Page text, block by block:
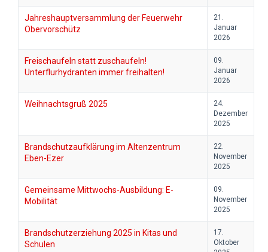
Jahreshauptversammlung der Feuerwehr
Obervorschütz
21.
Januar
2026
Freischaufeln statt zuschaufeln!
Unterflurhydranten immer freihalten!
09.
Januar
2026
Weihnachtsgruß 2025
24.
Dezember
2025
Brandschutzaufklärung im Altenzentrum
Eben-Ezer
22.
November
2025
Gemeinsame Mittwochs-Ausbildung: E-
Mobilität
09.
November
2025
Brandschutzerziehung 2025 in Kitas und
Schulen
17.
Oktober